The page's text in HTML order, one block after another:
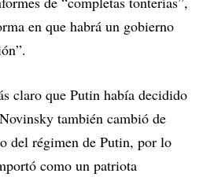
en que habrá un gobierno
claro que Putin había decidido
también cambió de
del régimen de Putin, por lo
como un patriota